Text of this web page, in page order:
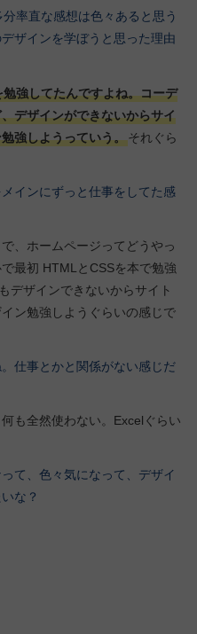
率直な感想は色々あると思う
ザインを学ぼうと思った理由
強してたんですよね。コーデ
デザインができないからサイ
強しようっていう。それぐら
インにずっと仕事をしてた感
、ホームページってどうやっ
最初 HTMLとCSSを本で勉強
デザインできないからサイト
ン勉強しようぐらいの感じで
仕事とかと関係がない感じだ
も全然使わない。Excelぐらい
て、色々気になって、デザイ
な？